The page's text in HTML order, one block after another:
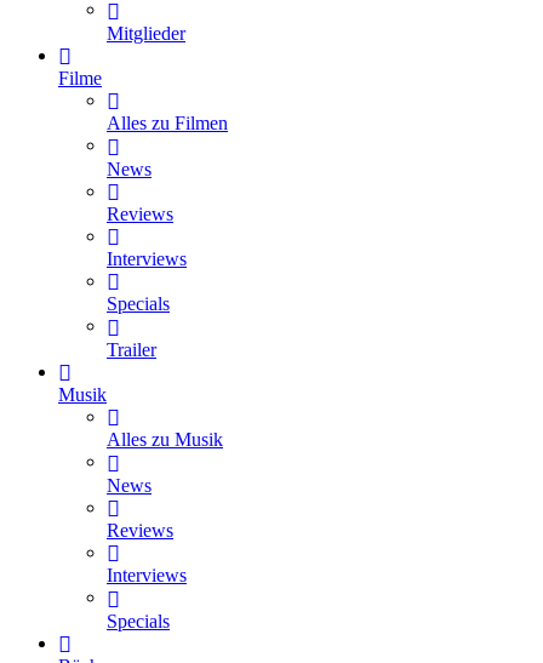
Mitglieder
Filme
Alles zu Filmen
News
Reviews
Interviews
Specials
Trailer
Musik
Alles zu Musik
News
Reviews
Interviews
Specials